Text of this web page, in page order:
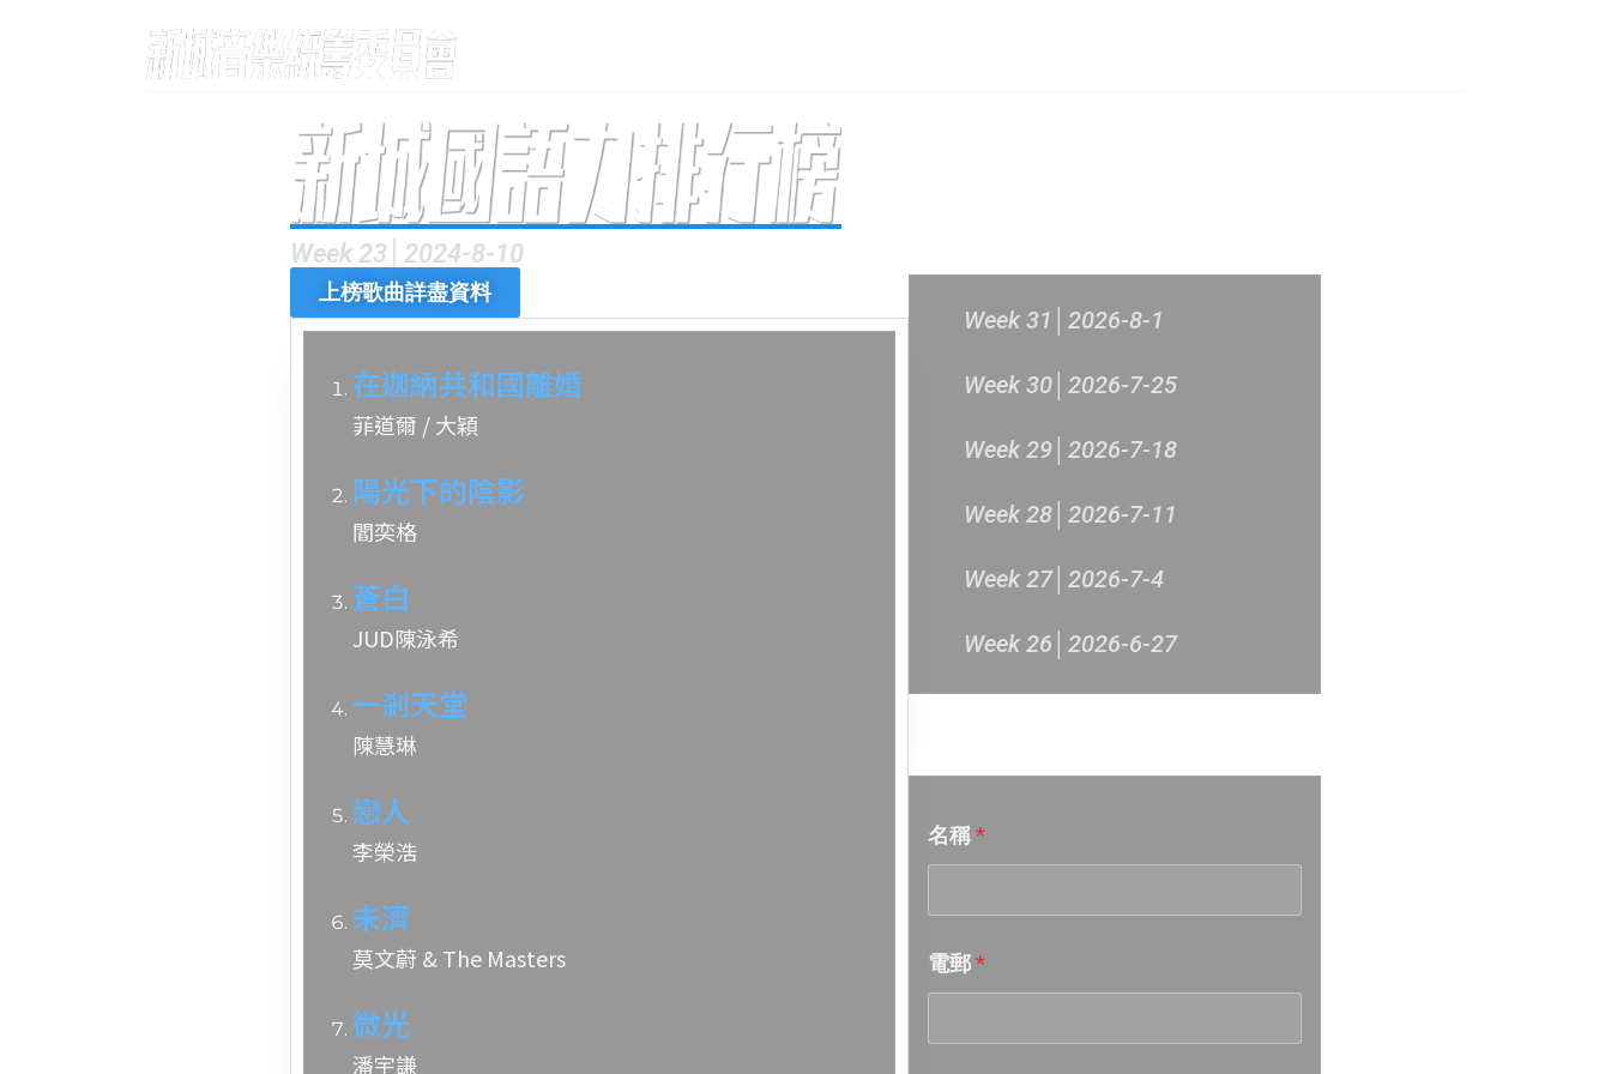
Week 23│2024-8-10
上榜歌曲詳盡資料
在迦納共和國離婚
菲道爾 / 大穎
陽光下的陰影
閻奕格
蒼白
JUD陳泳希
一剎天堂
陳慧琳
戀人
李榮浩
未濟
莫文蔚 & The Masters
微光
潘宇謙
Week 31│2026-8-1
Week 30│2026-7-25
Week 29│2026-7-18
Week 28│2026-7-11
Week 27│2026-7-4
Week 26│2026-6-27
Week 24│2026-6-12
Week 23│2026-6-6
Week 21│2026-5-23
名稱*
電郵*